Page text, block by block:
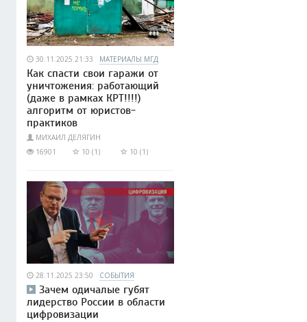
30.11.2025 21:33 МАТЕРИАЛЫ МГД
Как спасти свои гаражи от
уничтожения: работающий
(даже в рамках КРТ!!!!)
алгоритм от юристов-
практиков
МИХАИЛ ДЕЛЯГИН
16901
10 (1) 10 (1)
28.11.2025 23:50 СОБЫТИЯ
Зачем одичалые губят
лидерство России в области
цифровизации